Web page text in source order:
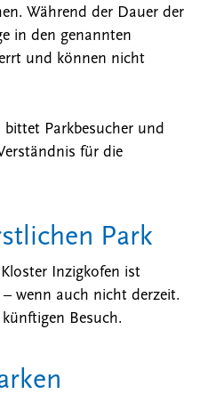
Während der Dauer der
in den genannten
und können nicht
bittet Parkbesucher und
für die
Park
Inzigkofen ist
wenn auch nicht derzeit.
Besuch.